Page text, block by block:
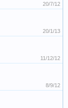
20/7/12
20/1/13
11/12/12
8/9/12